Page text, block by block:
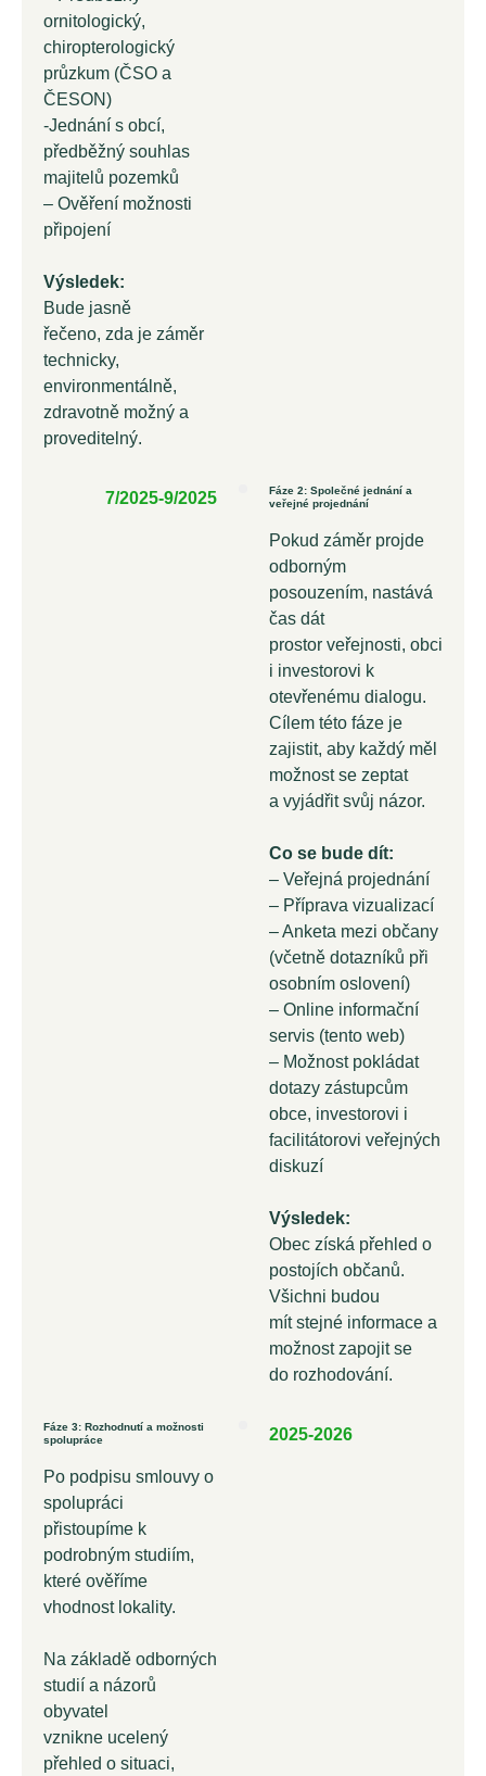
ornitologický,
chiropterologický
průzkum (ČSO a
ČESON)
-Jednání s obcí,
předběžný souhlas
majitelů pozemků
– Ověření možnosti
připojení
Výsledek:
Bude jasně
řečeno, zda je záměr
technicky,
environmentálně,
zdravotně možný a
proveditelný.
Fáze 2: Společné jednání a
veřejné projednání
Pokud záměr projde
odborným
posouzením, nastává
čas dát
prostor veřejnosti, obci
i investorovi k
otevřenému dialogu.
Cílem této fáze je
zajistit, aby každý měl
možnost se zeptat
a vyjádřit svůj názor.
Co se bude dít:
– Veřejná projednání
– Příprava vizualizací
– Anketa mezi občany
(včetně dotazníků při
osobním oslovení)
– Online informační
servis (tento web)
– Možnost pokládat
dotazy zástupcům
obce, investorovi i
facilitátorovi veřejných
diskuzí
Výsledek:
Obec získá přehled o
postojích občanů.
Všichni budou
mít stejné informace a
možnost zapojit se
do rozhodování.
7/2025-9/2025
Fáze 3: Rozhodnutí a možnosti
spolupráce
Po podpisu smlouvy o
spolupráci
přistoupíme k
podrobným studiím,
které ověříme
vhodnost lokality.
Na základě odborných
studií a názorů
obyvatel
vznikne ucelený
přehled o situaci,
2025-2026